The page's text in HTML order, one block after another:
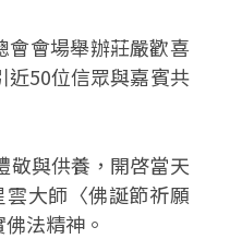
會會場舉辦莊嚴歡喜
近50位信眾與嘉賓共
敬與供養，開啓當天
大師〈佛誕節祈願
法精神。